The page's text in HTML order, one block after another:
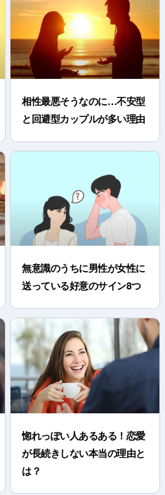
相性最悪そうなのに…不安型
と回避型カップルが多い理由
無意識のうちに男性が女性に
送っている好意のサイン8つ
惚れっぽい人あるある！恋愛
が長続きしない本当の理由と
は？